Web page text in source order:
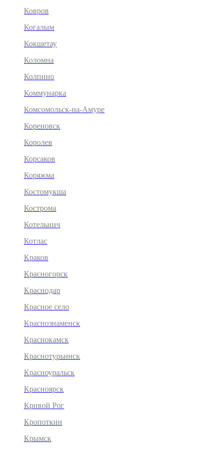
Ковров
Когалым
Кокшетау
Коломна
Колпино
Коммунарка
Комсомольск-на-Амуре
Кореновск
Королев
Корсаков
Коряжма
Костомукша
Кострома
Котельнич
Котлас
Краков
Красногорск
Краснодар
Красное село
Краснознаменск
Краснокамск
Краснотурьинск
Красноуральск
Красноярск
Кривой Рог
Кропоткин
Крымск